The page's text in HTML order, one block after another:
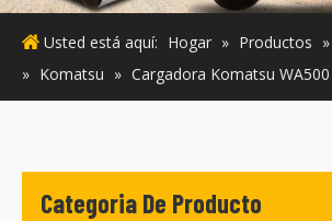
Usted está aquí: Hogar » Productos »
» Komatsu » Cargadora Komatsu
Categoria De Producto